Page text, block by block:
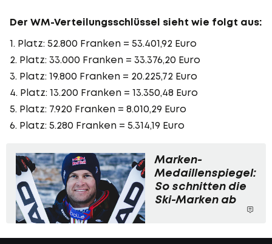
Der WM-Verteilungsschlüssel sieht wie folgt aus:
1. Platz: 52.800 Franken = 53.401,92 Euro
2. Platz: 33.000 Franken = 33.376,20 Euro
3. Platz: 19.800 Franken = 20.225,72 Euro
4. Platz: 13.200 Franken = 13.350,48 Euro
5. Platz: 7.920 Franken = 8.010,29 Euro
6. Platz: 5.280 Franken = 5.314,19 Euro
Marken-
Medaillenspiegel:
So schnitten die
Ski-Marken ab